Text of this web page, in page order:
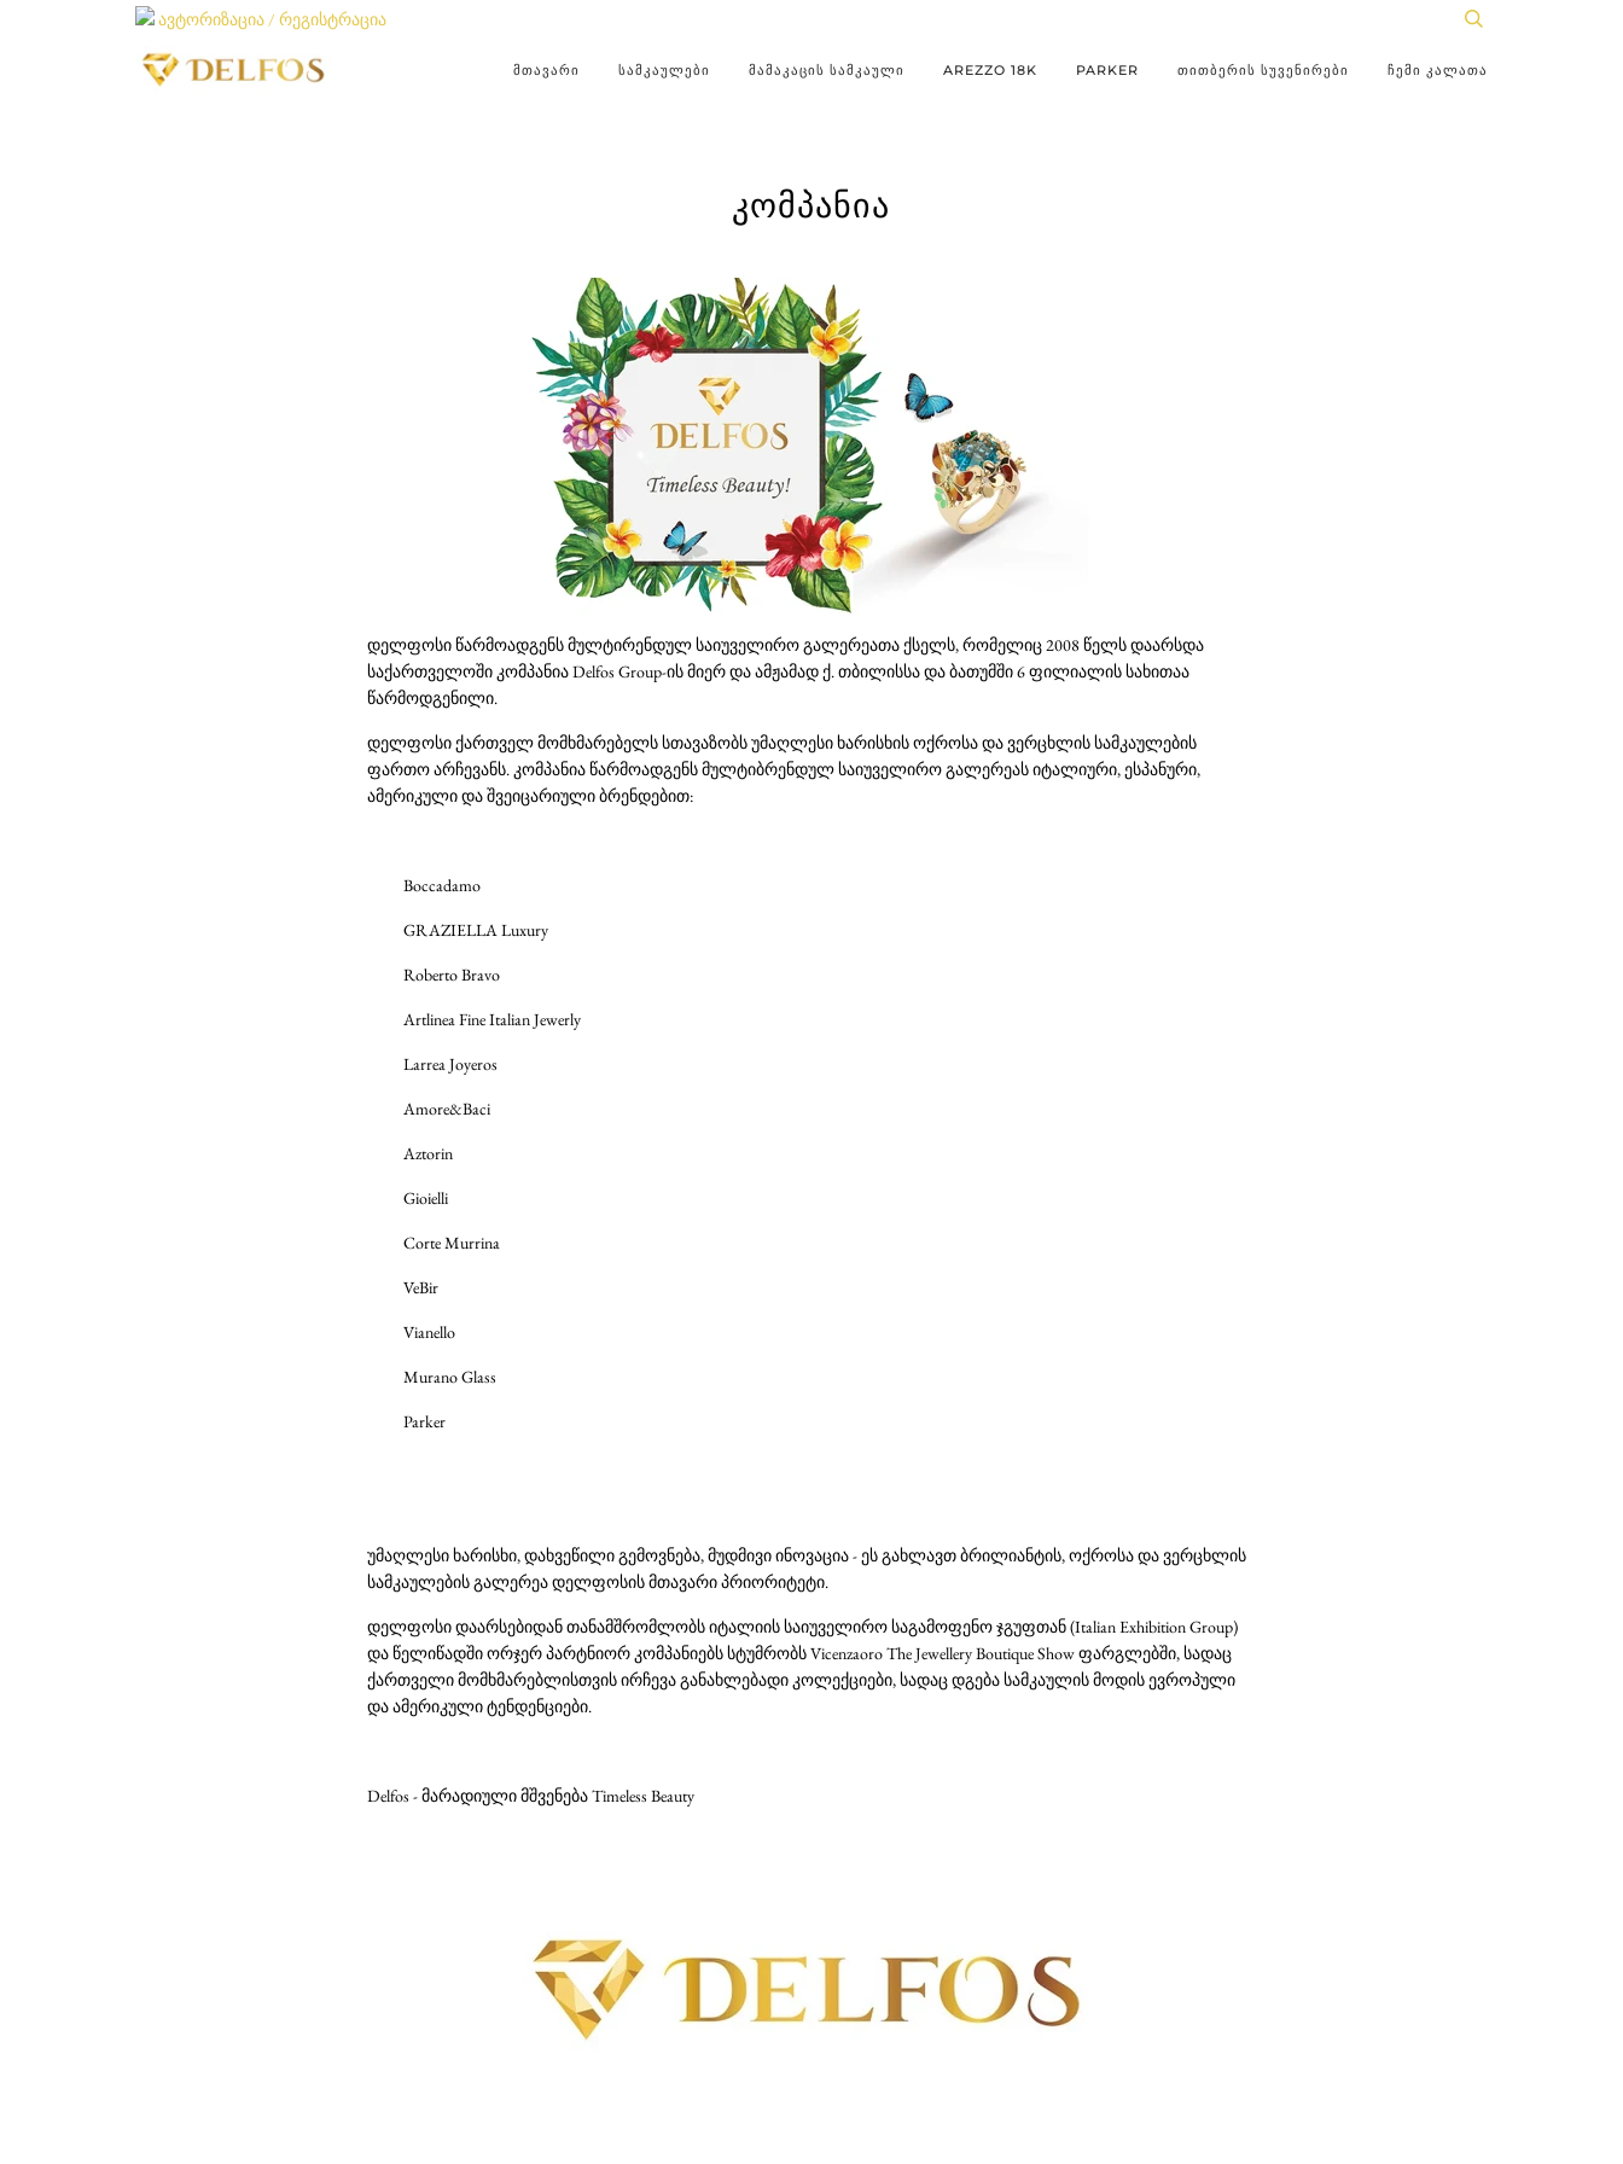
ავტორიზაცია / რეგისტრაცია
ᲛᲗᲐᲕᲐᲠᲘ ᲡᲐᲛᲙᲐᲣᲚᲔᲑᲘ ᲛᲐᲛᲐᲙᲐᲪᲘᲡ ᲡᲐᲛᲙᲐᲣᲚᲘ AREZZO 18K PARKER ᲗᲘᲗᲑᲔᲠᲘᲡ ᲡᲣᲕᲔᲜᲘᲠᲔᲑᲘ ᲩᲔᲛᲘ ᲙᲐᲚᲐᲗᲐ
ᲙᲝᲛᲞᲐᲜᲘᲐ
დელფოსი წარმოადგენს მულტირენდულ საიუველირო გალერეათა ქსელს, რომელიც 2008 წელს დაარსდა
საქართველოში კომპანია Delfos Group-ის მიერ და ამჟამად ქ. თბილისსა და ბათუმში 6 ფილიალის სახითაა
წარმოდგენილი.
დელფოსი ქართველ მომხმარებელს სთავაზობს უმაღლესი ხარისხის ოქროსა და ვერცხლის სამკაულების
ფართო არჩევანს. კომპანია წარმოადგენს მულტიბრენდულ საიუველირო გალერეას იტალიური, ესპანური,
ამერიკული და შვეიცარიული ბრენდებით:
Boccadamo
GRAZIELLA Luxury
Roberto Bravo
Artlinea Fine Italian Jewerly
Larrea Joyeros
Amore&Baci
Aztorin
Gioielli
Corte Murrina
VeBir
Vianello
Murano Glass
Parker
უმაღლესი ხარისხი, დახვეწილი გემოვნება, მუდმივი ინოვაცია - ეს გახლავთ ბრილიანტის, ოქროსა და ვერცხლის
სამკაულების გალერეა დელფოსის მთავარი პრიორიტეტი.
დელფოსი დაარსებიდან თანამშრომლობს იტალიის საიუველირო საგამოფენო ჯგუფთან (Italian Exhibition Group)
და წელიწადში ორჯერ პარტნიორ კომპანიებს სტუმრობს Vicenzaoro The Jewellery Boutique Show ფარგლებში, სადაც
ქართველი მომხმარებლისთვის ირჩევა განახლებადი კოლექციები, სადაც დგება სამკაულის მოდის ევროპული
და ამერიკული ტენდენციები.
Delfos - მარადიული მშვენება Timeless Beauty